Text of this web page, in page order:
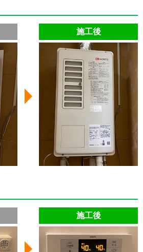
施工後
施工後